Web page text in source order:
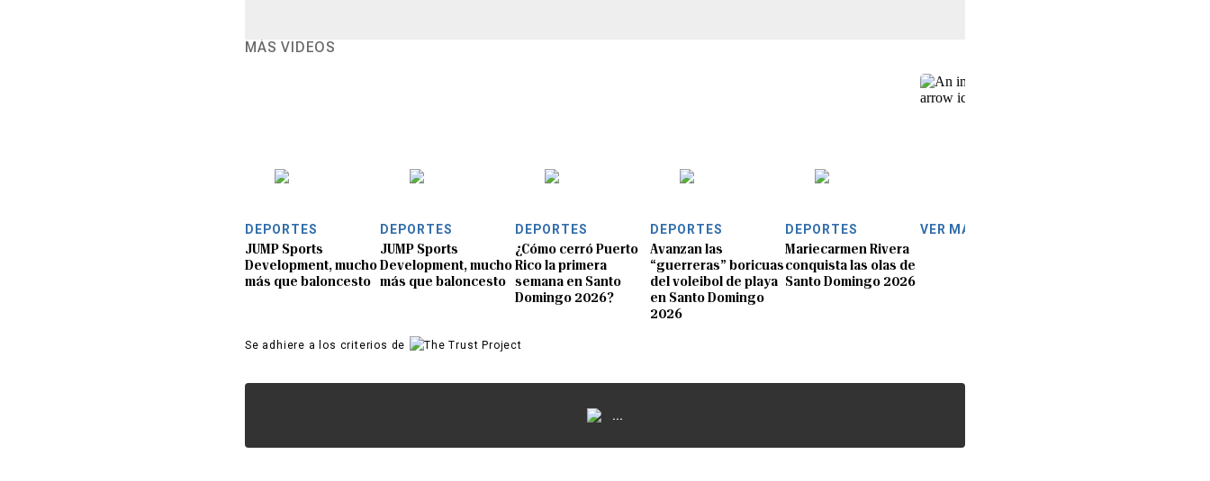
MÁS VIDEOS
DEPORTES
JUMP Sports
Development, mucho
más que baloncesto
DEPORTES
JUMP Sports
Development, mucho
más que baloncesto
DEPORTES
¿Cómo cerró Puerto
Rico la primera
semana en Santo
Domingo 2026?
DEPORTES
Avanzan las
“guerreras” boricuas
del voleibol de playa
en Santo Domingo
2026
DEPORTES
Mariecarmen Rivera
conquista las olas de
Santo Domingo 2026
VER MÁS
Se adhiere a los criterios de
...